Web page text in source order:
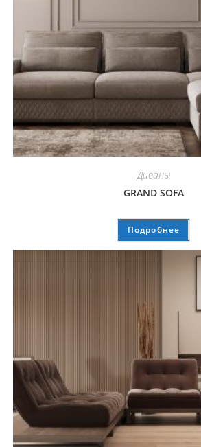
Диваны
GRAND SOFA
Подробнее